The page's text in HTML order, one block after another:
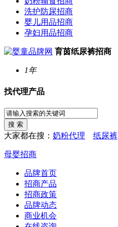
洗护防尿招商
婴儿用品招商
孕妇用品招商
育茵纸尿裤招商
1年
找代理产品
大家都在搜： 奶粉代理 纸尿裤
母婴招商
品牌首页
招商产品
招商政策
品牌动态
商业机会